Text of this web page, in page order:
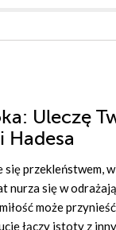
: Uleczę
Hadesa
się przekleństwem,
nurza się w
może
łączy istoty z